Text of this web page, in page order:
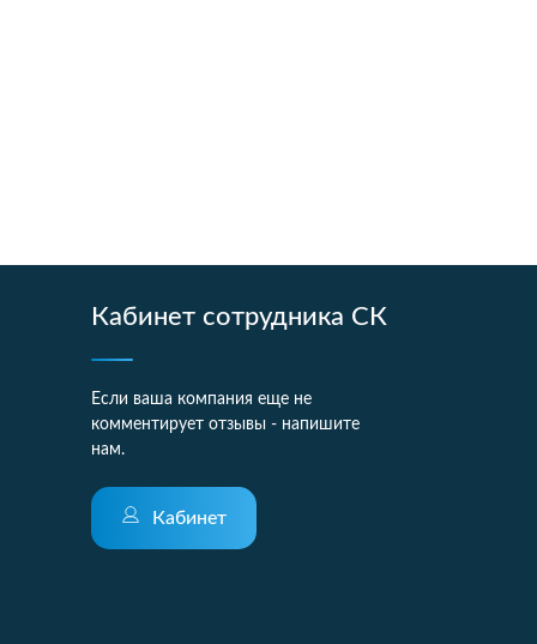
Кабинет сотрудника СК
Если ваша компания еще не
комментирует отзывы - напишите
нам.
Кабинет